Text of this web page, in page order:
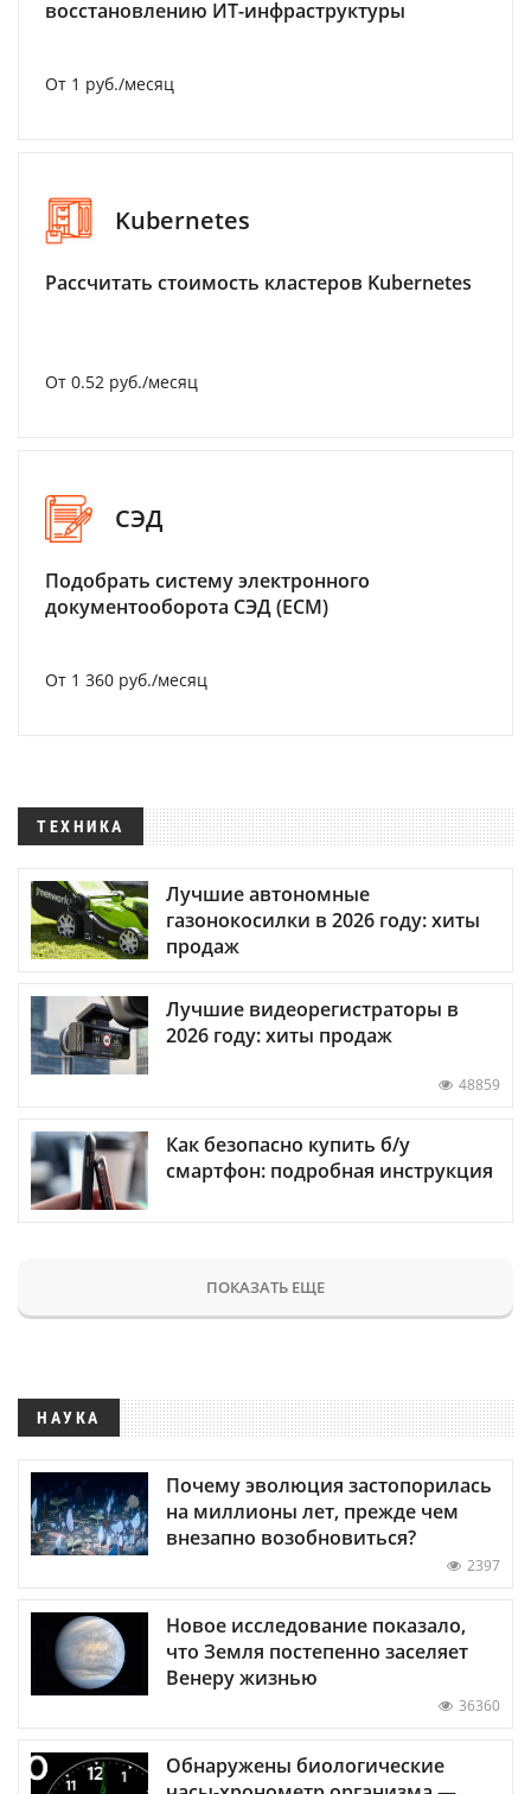
восстановлению ИТ-инфраструктуры
От 1 руб./месяц
Kubernetes
Рассчитать стоимость кластеров Kubernetes
От 0.52 руб./месяц
СЭД
Подобрать систему электронного
документооборота СЭД (ECM)
От 1 360 руб./месяц
ТЕХНИКА
Лучшие автономные
газонокосилки в 2026 году: хиты
продаж
Лучшие видеорегистраторы в
2026 году: хиты продаж
48859
Как безопасно купить б/у
смартфон: подробная инструкция
ПОКАЗАТЬ ЕЩЕ
НАУКА
Почему эволюция застопорилась
на миллионы лет, прежде чем
внезапно возобновиться?
2397
Новое исследование показало,
что Земля постепенно заселяет
Венеру жизнью
36360
Обнаружены биологические